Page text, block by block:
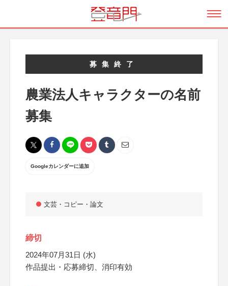
募集終了
農業法人キャラクターの名前
募集
Googleカレンダーに追加
文芸・コピー・論文
締切
2024年07月31日 (水)
作品提出・応募締切、消印有効